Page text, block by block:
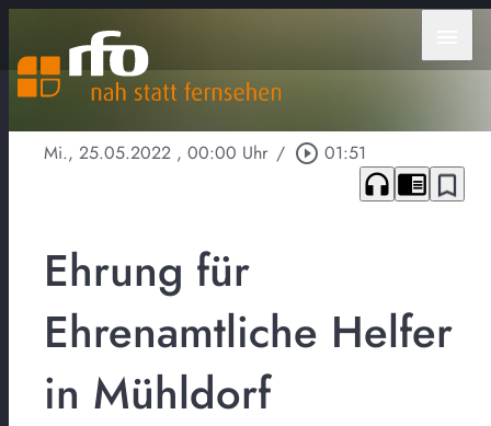
Mi., 25.05.2022 , 00:00 Uhr / play_circle_outline 01:51
headphones chrome_reader_mode bookmark_border
Ehrung für
Ehrenamtliche Helfer
in Mühldorf